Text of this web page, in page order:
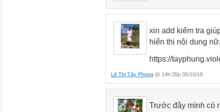
xin add kiểm tra
hiển thị nội dung
https://
Lê Thị Tây Phụng @ 14h:35p 05/10/18
Trước đây mình có